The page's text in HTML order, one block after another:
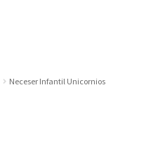
Neceser Infantil Unicornios